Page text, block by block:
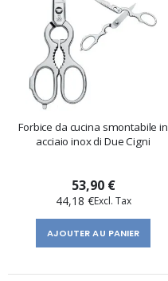
Forbice da cucina smontabile in
acciaio inox di Due Cigni
53,90 €
44,18 €
AJOUTER AU PANIER